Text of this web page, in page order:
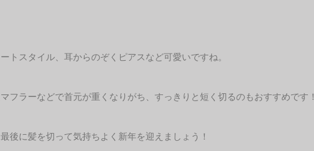
トスタイル、耳からのぞくピアスなど可愛いですね。
フラーなどで首元が重くなりがち、すっきりと短く切るのもおすすめです！
後に髪を切って気持ちよく新年を迎えましょう！